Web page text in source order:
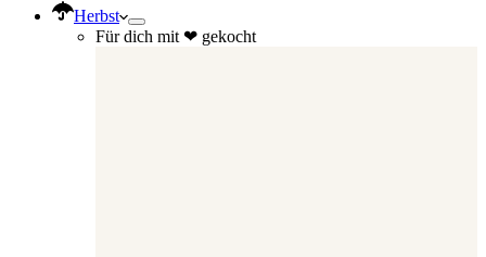
Herbst
Für dich mit ❤ gekocht